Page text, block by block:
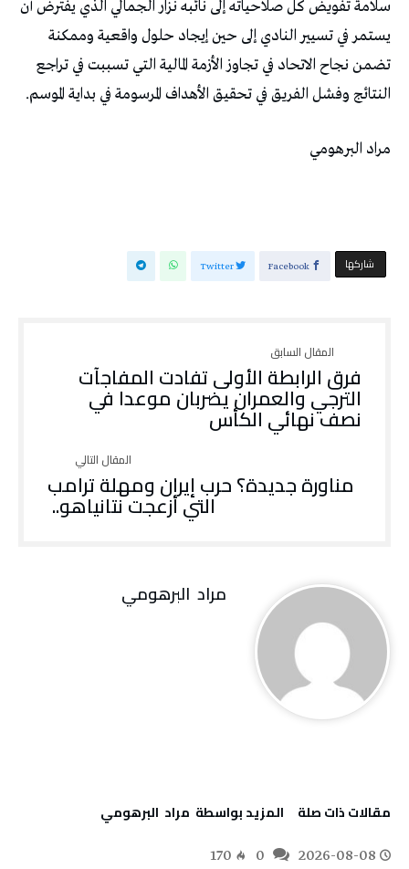
‬النتائج‭ ‬وفشل‭ ‬الفريق‭ ‬في‭ ‬تحقيق‭ ‬الأهداف‭ ‬المرسومة‭ ‬في‭ ‬بداية‭ ‬الموسم‭.‬
مراد‭ ‬البرهومي
‫‫ شاركها‬ Facebook
Twitter
فرق‭ ‬الرابطة‭ ‬الأولى‭ ‬تفادت‭ ‬المفاجآت
‬نصف‭ ‬نهائي‭ ‬الكأس
‬التي‭ ‬أزعجت‭ ‬نتانياهو‭.. ‬
مراد‭ ‬ البرهومي
‫مقالات ذات صلة‬ ‫‫المزيد بواسطة‬ ‬ مراد‭ ‬ البرهومي
2026-08-08
170